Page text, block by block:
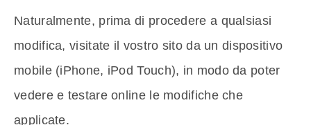
Naturalmente, prima di procedere a qualsiasi
modifica, visitate il vostro sito da un dispositivo
mobile (iPhone, iPod Touch), in modo da poter
vedere e testare online le modifiche che
applicate.